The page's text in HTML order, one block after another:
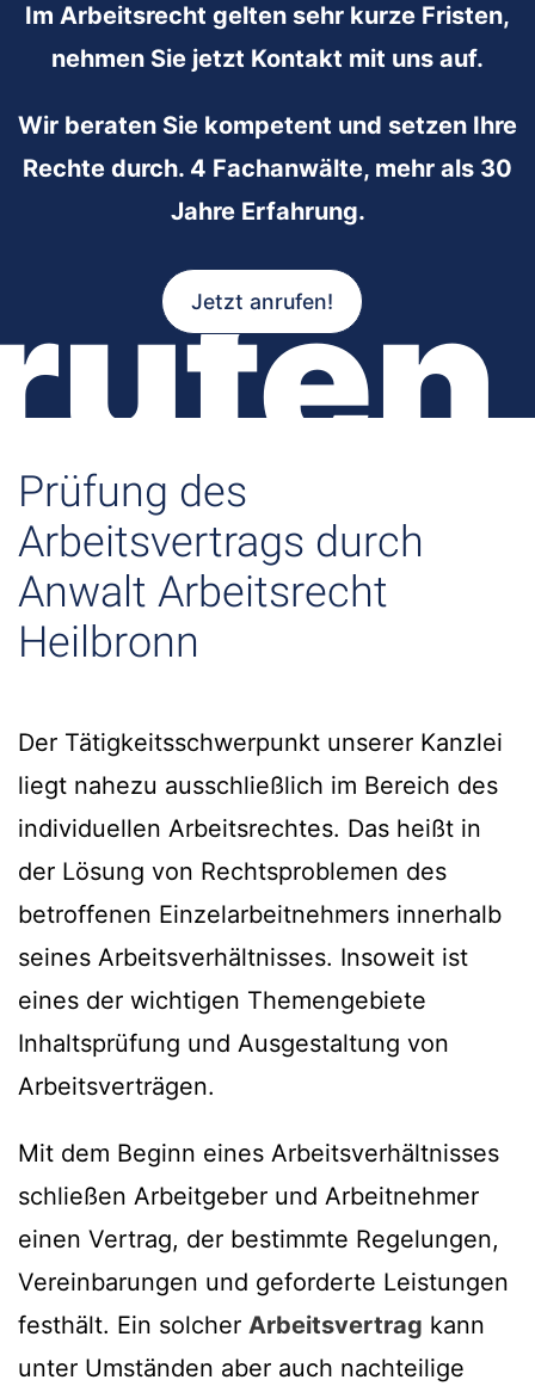
Im Arbeitsrecht gelten sehr kurze Fristen,
nehmen Sie jetzt Kontakt mit uns auf.
Wir beraten Sie kompetent und setzen Ihre
Rechte durch. 4 Fachanwälte, mehr als 30
Jahre Erfahrung.
Jetzt anrufen!
Prüfung des
Arbeitsvertrags durch
Anwalt Arbeitsrecht
Heilbronn
Der Tätigkeitsschwerpunkt unserer Kanzlei
liegt nahezu ausschließlich im Bereich des
individuellen Arbeitsrechtes. Das heißt in
der Lösung von Rechtsproblemen des
betroffenen Einzelarbeitnehmers innerhalb
seines Arbeitsverhältnisses. Insoweit ist
eines der wichtigen Themengebiete
Inhaltsprüfung und Ausgestaltung von
Arbeitsverträgen.
Mit dem Beginn eines Arbeitsverhältnisses
schließen Arbeitgeber und Arbeitnehmer
einen Vertrag, der bestimmte Regelungen,
Vereinbarungen und geforderte Leistungen
festhält. Ein solcher Arbeitsvertrag kann
unter Umständen aber auch nachteilige